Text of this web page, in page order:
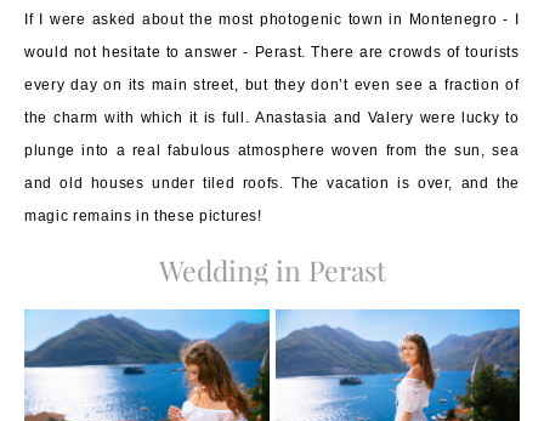
If I were asked about the most photogenic town in Montenegro - I
would not hesitate to answer - Perast. There are crowds of tourists
every day on its main street, but they don’t even see a fraction of
the charm with which it is full. Anastasia and Valery were lucky to
plunge into a real fabulous atmosphere woven from the sun, sea
and old houses under tiled roofs. The vacation is over, and the
magic remains in these pictures!
Wedding in Perast